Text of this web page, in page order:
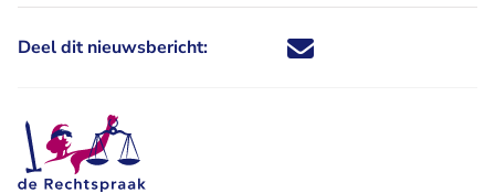
Deel dit nieuwsbericht: Deel dit nieuwsbericht via X -
Deel dit nieuwsbericht via
Deel dit nieuwsbericht
Deel dit